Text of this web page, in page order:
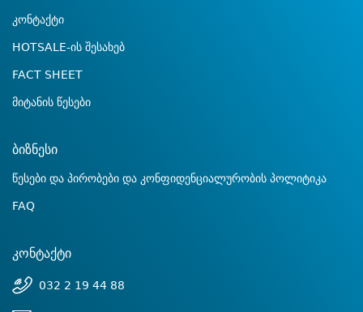
კონტაქტი
HOTSALE-ის შესახებ
FACT SHEET
მიტანის წესები
ბიზნესი
წესები და პირობები და კონფიდენციალურობის პოლიტიკა
FAQ
კონტაქტი
032 2 19 44 88